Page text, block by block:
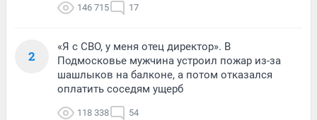
146 715 17
2
«Я с СВО, у меня отец директор». В
Подмосковье мужчина устроил пожар из-за
шашлыков на балконе, а потом отказался
оплатить соседям ущерб
118 338 54